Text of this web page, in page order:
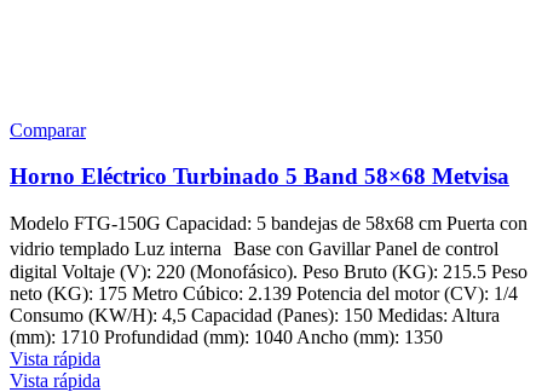
Comparar
Horno Eléctrico Turbinado 5 Band 58×68 Metvisa
Modelo FTG-150G Capacidad: 5 bandejas de 58x68 cm Puerta con
vidrio templado Luz interna Base con Gavillar Panel de control
digital Voltaje (V): 220 (Monofásico). Peso Bruto (KG): 215.5 Peso
neto (KG): 175 Metro Cúbico: 2.139 Potencia del motor (CV): 1/4
Consumo (KW/H): 4,5 Capacidad (Panes): 150 Medidas: Altura
(mm): 1710 Profundidad (mm): 1040 Ancho (mm): 1350
Vista rápida
Vista rápida